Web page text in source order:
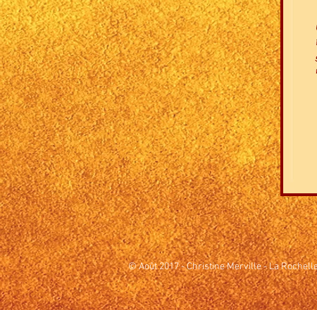
© Août 2017 - Christine Merville - La